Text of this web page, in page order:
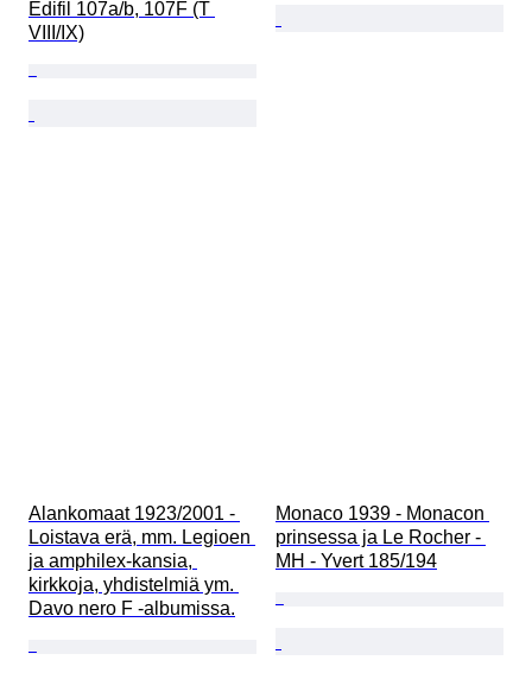
Edifil 107a/b, 107F (T
VIII/IX)
Alankomaat 1923/2001 -
Loistava erä, mm. Legioen
ja amphilex-kansia,
kirkkoja, yhdistelmiä ym.
Davo nero F -albumissa.
Monaco 1939 - Monacon
prinsessa ja Le Rocher -
MH - Yvert 185/194